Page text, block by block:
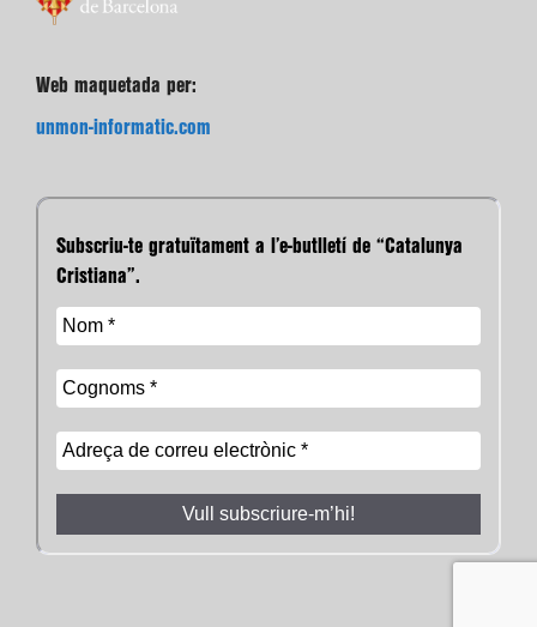
Web maquetada per:
unmon-informatic.com
Subscriu-te gratuïtament a l’e-butlletí de “Catalunya
Cristiana”.